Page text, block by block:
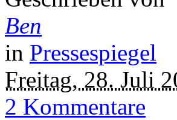
Ben
in Pressespiegel
Freitag, 28. Juli
2 Kommentare